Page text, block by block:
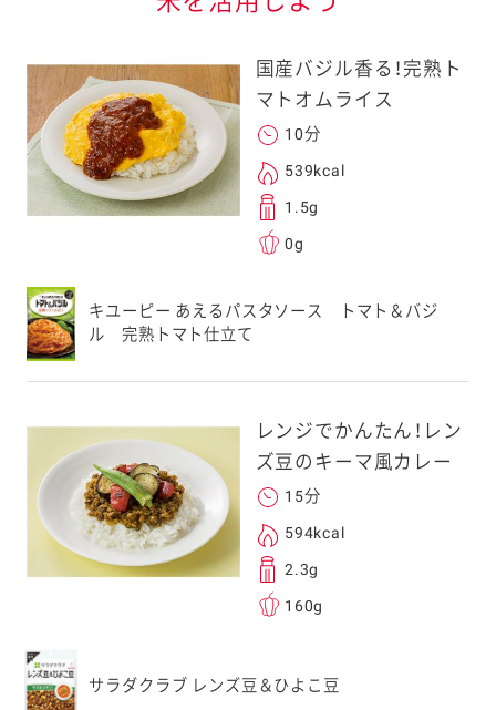
する事ができ
身以外の方に送
旦ご自身で受け
元コードをス
ォンのカメラ
るとアクセス
スマートフォン
メールをお送りい
国産バジル香る！完熟ト
マトオムライス
10分
539kcal
1.5g
0g
キユーピー あえるパスタソース トマト＆バジ
ル 完熟トマト仕立て
レンジでかんたん！レン
ズ豆のキーマ風カレー
15分
594kcal
2.3g
160g
サラダクラブ レンズ豆＆ひよこ豆